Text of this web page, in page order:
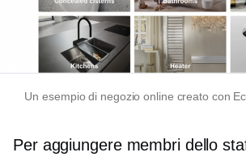
Un esempio di negozio online creato con
Per aggiungere membri dello